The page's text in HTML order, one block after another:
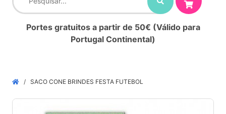
Portes gratuitos a partir de 50€ (Válido para
Portugal Continental)
SACO CONE BRINDES FESTA FUTEBOL